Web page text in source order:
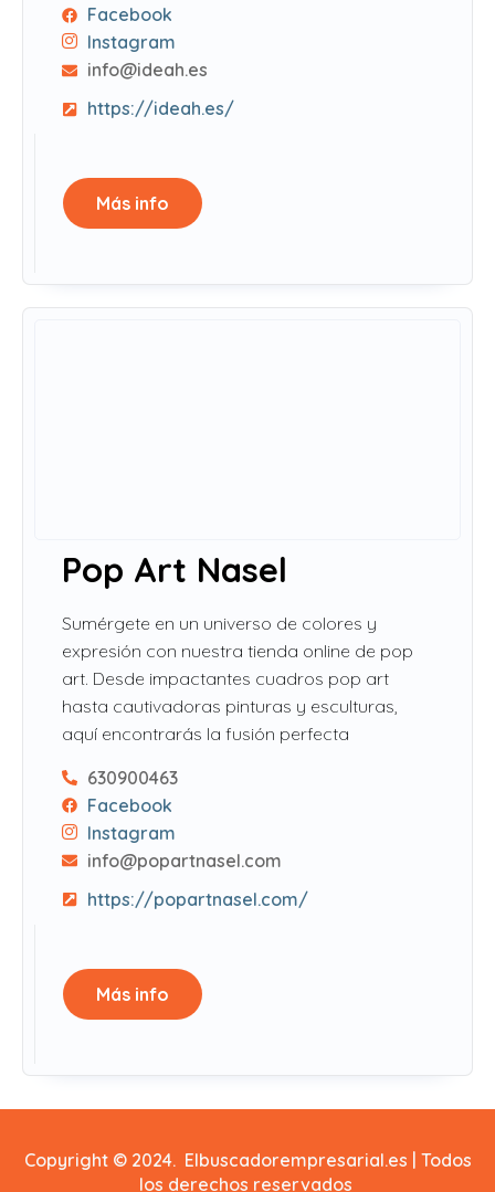
Facebook
Instagram
info@ideah.es
https://ideah.es/
Más info
Pop Art Nasel
Sumérgete en un universo de colores y
expresión con nuestra tienda online de pop
art. Desde impactantes cuadros pop art
hasta cautivadoras pinturas y esculturas,
aquí encontrarás la fusión perfecta
630900463
Facebook
Instagram
info@popartnasel.com
https://popartnasel.com/
Más info
Copyright © 2024. Elbuscadorempresarial.es | Todos
los derechos reservados